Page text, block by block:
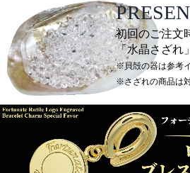
初回のご注文
「水晶さざれ
※貝殻の器は参考
※さざれの商品は